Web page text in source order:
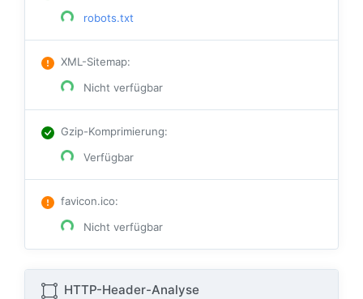
robots.txt
XML-Sitemap:
Nicht verfügbar
Gzip-Komprimierung:
Verfügbar
favicon.ico:
Nicht verfügbar
HTTP-Header-Analyse